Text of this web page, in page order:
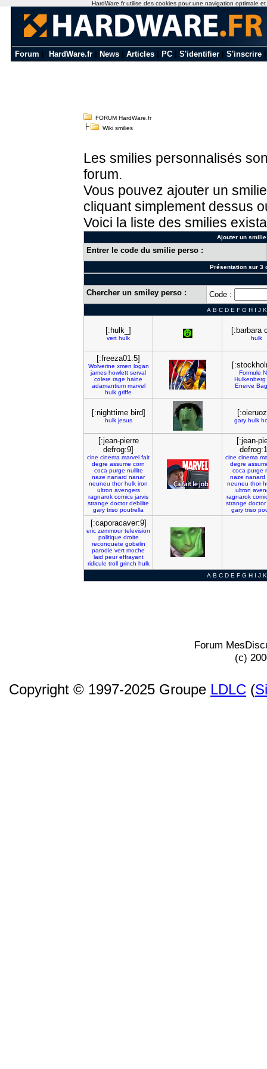
Forum HardWare.fr News Articles PC S'identifier S'inscrire
FORUM HardWare.fr
Wiki smilies
Les smilies personnalisés
forum.
Vous pouvez ajouter un
cliquant simplement dessus
Voici la liste des smilies
Ajouter un
Entrer le code du smilie perso :
Présentation sur 3
Chercher un smiley perso : Code :
A B C D E F G H I J K
[:hulk_]
vert hulk
[:barbara
hulk
[:freeza01:5]
Wolverine xmen logan
james howlett serval
colere rage haine
adamantium marvel
hulk griffe
Formule
Hulkenberg
Enerve
[:nighttime bird]
hulk jesus gary hulk
[:jean-pierre
defrog:9]
cine cinema marvel fait
degre assume corn
coca purge nullite
naze nanard nanar
neuneu thor hulk iron
ultron avengers
ragnarok comics jarvis
strange doctor debilite
gary triso poutrella
[:jean-
cine cinema
degre
coca purge
naze nanard
neuneu thor
ultron
ragnarok
strange doctor
gary triso
[:caporacaver:9]
eric zemmour television
politique droite
reconquete gobelin
parodie vert moche
laid peur effrayant
ridicule troll grinch hulk
A B C D E F G H I J K
Forum
(c)
Copyright © 1997-2025 Groupe LDLC (
HardWare.fr utilise des cookies pour une navigation optimale